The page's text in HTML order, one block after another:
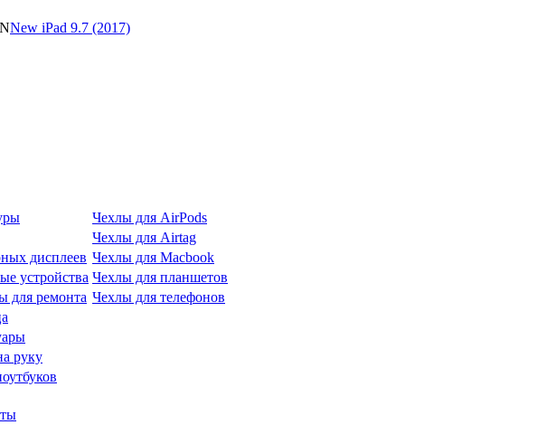
NNew iPad 9.7 (2017)
Чехлы для AirPods
Чехлы для Airtag
дисплеев Чехлы для Macbook
устройства Чехлы для планшетов
для ремонта Чехлы для телефонов
руку